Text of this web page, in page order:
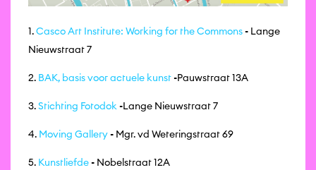
1.Casco Art Institute: Working for the Commons- Lange
Nieuwstraat 7
2. BAK, basis voor actuele kunst-Pauwstraat 13A
3.Stichting Fotodok-Lange Nieuwstraat 7
4. Moving Gallery- Mgr. vd Weteringstraat 69
5. Kunstliefde- Nobelstraat 12A